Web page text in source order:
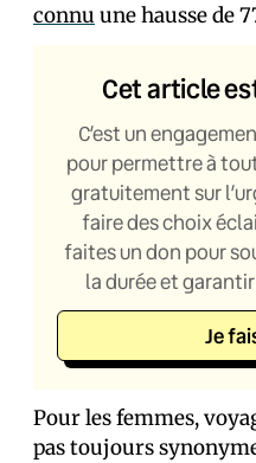
connu une hausse de
Cet article
C’est un
pour permettre à
gratuitement sur
faire des choix
faites un don pour
la durée et
Je
Pour les femmes,
pas toujours